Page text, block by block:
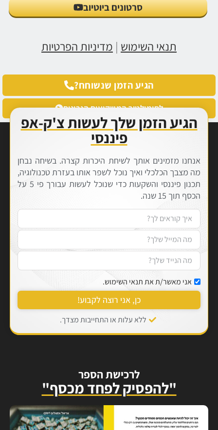
סרטונים ביוטיוב
תנאי השימוש | מדיניות הפרטיות
הגיע הזמן שנשוחח?
לסימולטור המשקיעים הנבונים
הגיע הזמן שלך לעשות צ'ק-אפ
פיננסי
אנחנו מזמינים אותך לשיחת היכרות קצרה. בשיחה נבחן
מה מצבך הכלכלי ואיך נוכל לשפר אותו בעזרת טכנולוגיה,
תכנון פיננסי והשקעות כדי שנוכל לעשות עבורך פי 5 על
הכסף תוך 15 שנה.
אני מאשר/ת את תנאי השימוש.
כן, אני רוצה לקבוע!
ללא עלות או התחייבות מצדך.
לרכישת הספר
"להפסיק לפחד מכסף"